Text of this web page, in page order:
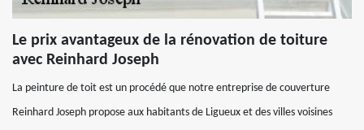
Le prix avantageux de la rénovation de toiture
avec Reinhard Joseph
La peinture de toit est un procédé que notre entreprise de couverture
Reinhard Joseph propose aux habitants de Ligueux et des villes voisines